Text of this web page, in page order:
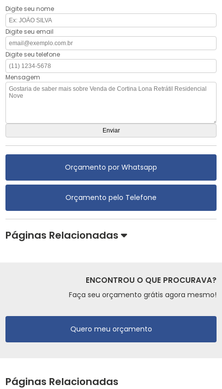
Digite seu nome
Digite seu email
Digite seu telefone
Mensagem
Orçamento por Whatsapp
Orçamento pelo Telefone
Páginas Relacionadas
ENCONTROU O QUE PROCURAVA?
Faça seu orçamento grátis agora mesmo!
Quero meu orçamento
Páginas Relacionadas